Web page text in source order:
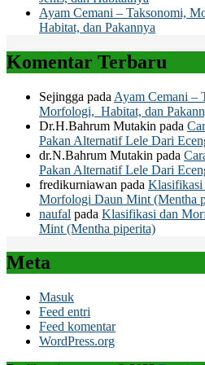
Ayam Cemani – Taksonomi,
Habitat, dan Pakannya
Komentar Terbaru
Sejingga pada Ayam Cemani –
Morfologi, Habitat, dan
Dr.H.Bahrum Mutakin pada
Pakan Alternatif Lele Dari
dr.N.Bahrum Mutakin pada
Pakan Alternatif Lele Dari
fredikurniawan pada Klasifikasi
Morfologi Daun Mint (Mentha
naufal pada Klasifikasi dan
Mint (Mentha piperita)
Meta
Masuk
Feed entri
Feed komentar
WordPress.org